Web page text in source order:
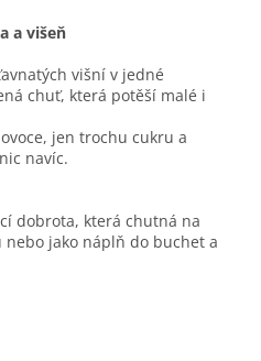
a višeň
višní v jedné
chuť, která potěší malé i
jen trochu cukru a
navíc.
dobrota, která chutná na
jako náplň do buchet a